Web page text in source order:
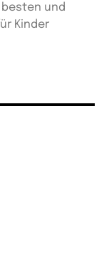
und
Kinder